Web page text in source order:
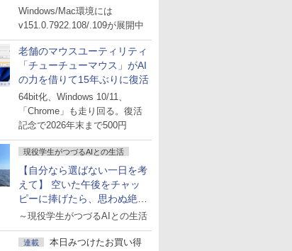
対処
Windows/Mac環境には
v151.0.7922.108/.109が展開中
老舗のマウスユーティリティ
「チューチューマウス」がAI
の力を借りて15年ぶりに復活
64bit化、Windows 10/11、
「Chrome」も走り回る。復活
記念で2026年末まで500円
現役学生がつづるAIとの生活
【自分なら選ばない一日を考
えて】 空いた午後をチャッ
ピーに捧げたら、思わぬ絶景
に出会った話
～現役学生がつづるAIとの生活
連載
本日みつけたお買い得